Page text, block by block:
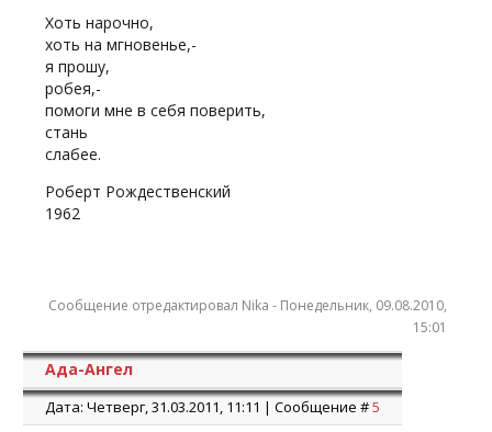
Хоть нарочно,
хоть на мгновенье,-
я прошу,
робея,-
помоги мне в себя поверить,
стань
слабее.
Роберт Рождественский
1962
Сообщение отредактировал Nika - Понедельник, 09.08.2010,
15:01
Ада-Ангел
Дата: Четверг, 31.03.2011, 11:11 | Сообщение #5